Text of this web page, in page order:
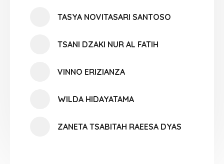
TASYA NOVITASARI SANTOSO
TSANI DZAKI NUR AL FATIH
VINNO ERIZIANZA
WILDA HIDAYATAMA
ZANETA TSABITAH RAEESA DYAS